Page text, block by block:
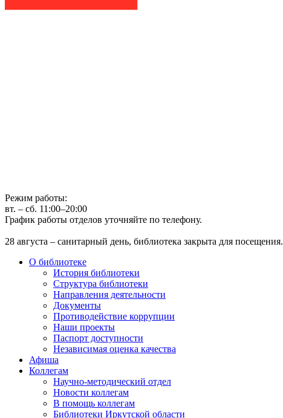
Режим работы:
вт. – сб. 11:00–20:00
График работы отделов уточняйте по телефону.
28 августа – санитарный день, библиотека закрыта для посещения.
О библиотеке
История библиотеки
Структура библиотеки
Направления деятельности
Документы
Противодействие коррупции
Наши проекты
Паспорт доступности
Независимая оценка качества
Афиша
Коллегам
Научно-методический отдел
Новости коллегам
В помощь коллегам
Библиотеки Иркутской области